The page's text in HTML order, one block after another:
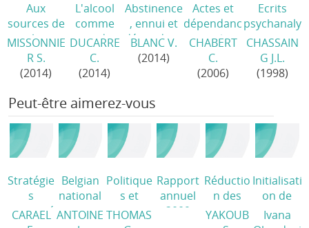
Aux
sources de
la
dépendanc
e/
MISSONNIE
R S.
(2014)
L'alcool
comme
pseudo-
objet
transitionn
traversée
en milieu
tempéré
DUCARRE
C.
(2014)
Abstinence
, ennui et
dépendanc
e/
BLANC V.
(2014)
Actes et
dépendanc
es/
CHABERT
C.
(2006)
Ecrits
psychanaly
tiques
classiques
sur les
CHASSAIN
G J.L.
(1998)
Peut-être aimerez-vous
Stratégie
s
concerté
CARAEL
Belgian
national
report
ANTOINE
Politique
s et
program
THOMAS
Rapport
annuel
2009
Réductio
n des
risques
YAKOUB
Initialisati
on de
traiteme
Ivana